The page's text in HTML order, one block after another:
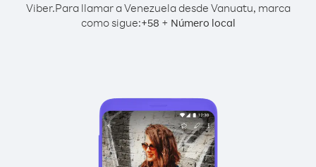
Viber.Para llamar a Venezuela desde Vanuatu, marca
como sigue:+58 + Número local